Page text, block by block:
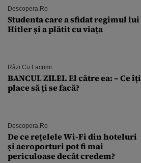
Descopera.ro
Studenta care a sfidat regimul lui
Hitler și a plătit cu viața
Râzi Cu Lacrimi
BANCUL ZILEI. El către ea: – Ce îți
place să ți se facă?
Descopera.ro
De ce rețelele Wi-Fi din hoteluri
și aeroporturi pot fi mai
periculoase decât credem?